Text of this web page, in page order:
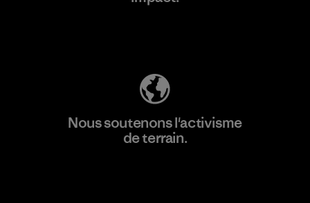
Nous soutenons l'activisme
de terrain.